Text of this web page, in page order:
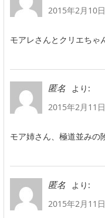
2015年2月10
モアレさんとクリエちゃ
匿名
より:
2015年2月11
モア姉さん、極道並みの
匿名
より:
2015年2月11